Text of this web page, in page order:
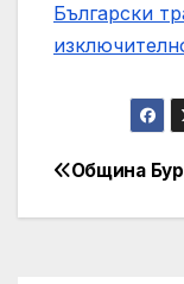
Български
Post
Община